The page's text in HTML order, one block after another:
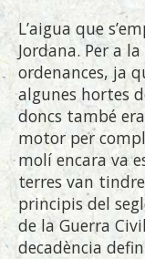
L’aigua que
Jordana. Per a
ordenances, ja
algunes hortes
doncs també
motor per
molí encara va
terres van tindre
principis del
de la Guerra
decadència